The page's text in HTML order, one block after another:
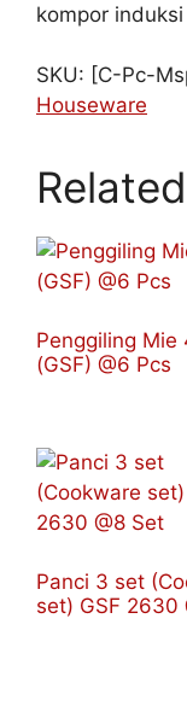
kompor
SKU: [C-Pc-
Houseware
Penggiling Mie
(GSF) @6 Pcs
Panci 3 set
set) GSF 2630